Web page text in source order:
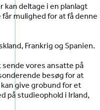
deltage i en planlagt
mulighed for at få denne
Frankrig og Spanien.
vores ansatte på
besøg for at
give grobund for et
på studieophold i Irland,